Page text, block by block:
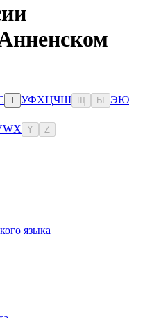
Т УФХЦЧШ Ы ЭЮ
WX Y Z
языка